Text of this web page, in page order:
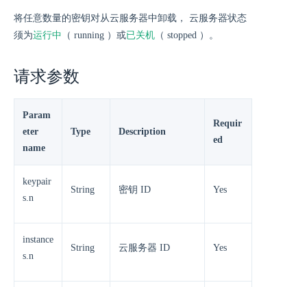
将任意数量的密钥对从云服务器中卸载， 云服务器状态
须为运行中 （ running ）或已关机 （ stopped ）。
请求参数
Param
eter
name
Type Description
Requir
ed
keypair
s.n
String 密钥 ID Yes
instance
s.n
String 云服务器 ID Yes